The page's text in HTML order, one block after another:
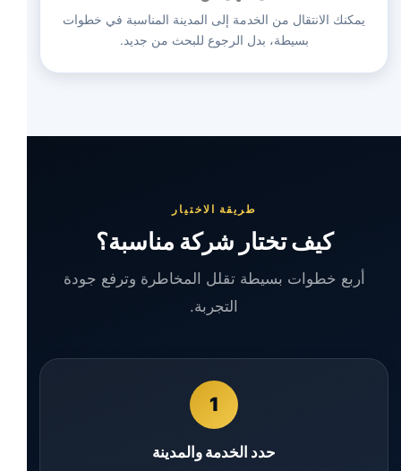
يمكنك الانتقال من الخدمة إلى المدينة المناسبة في خطوات
بسيطة، بدل الرجوع للبحث من جديد.
طريقة الاختيار
كيف تختار شركة مناسبة؟
أربع خطوات بسيطة تقلل المخاطرة وترفع جودة
التجربة.
1
حدد الخدمة والمدينة